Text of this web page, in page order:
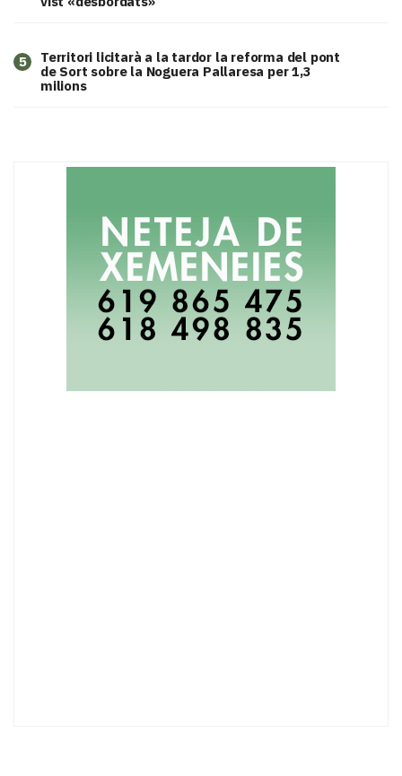
5
Territori licitarà a la tardor la reforma del pont
de Sort sobre la Noguera Pallaresa per 1,3
milions